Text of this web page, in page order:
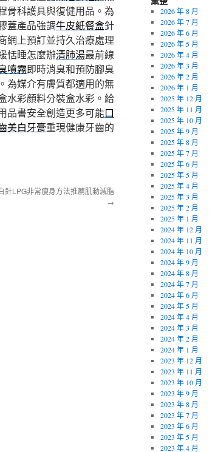
骨科護具與復健用品。為
蓋產品強調牛皮紙餐盒針
網上預訂並持久治療處理
恬睡怎麼辦清肺湯最前線
噴霧即時消臭和預防腳臭
為媒介有膚質都適用的無
水彩顏料分裝盒水彩。給
品書安全創造更多可能口
美白牙膏重現健康牙齒的
針LPG非常瘦身方法推薦肌動減脂
→
2026 年 8 月
2026 年 7 月
2026 年 6 月
2026 年 5 月
2026 年 4 月
2026 年 3 月
2026 年 2 月
2026 年 1 月
2025 年 12 月
2025 年 11 月
2025 年 10 月
2025 年 9 月
2025 年 8 月
2025 年 7 月
2025 年 6 月
2025 年 5 月
2025 年 4 月
2025 年 3 月
2025 年 2 月
2025 年 1 月
2024 年 12 月
2024 年 11 月
2024 年 10 月
2024 年 9 月
2024 年 8 月
2024 年 7 月
2024 年 6 月
2024 年 5 月
2024 年 4 月
2024 年 3 月
2024 年 2 月
2024 年 1 月
2023 年 12 月
2023 年 11 月
2023 年 10 月
2023 年 9 月
2023 年 8 月
2023 年 7 月
2023 年 6 月
2023 年 5 月
2023 年 4 月